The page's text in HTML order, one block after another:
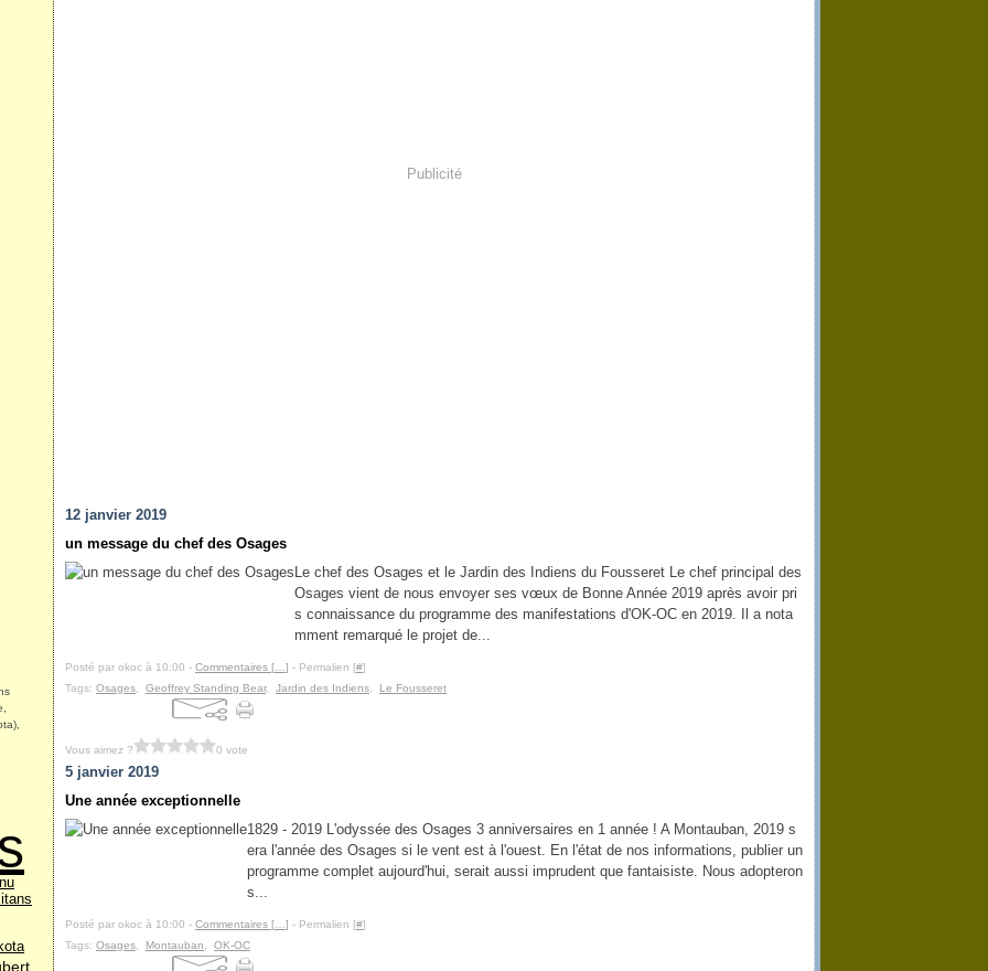
Publicité
12 janvier 2019
un message du chef des Osages
Le chef des Osages et le Jardin des Indiens du Fousseret Le chef principal des
Osages vient de nous envoyer ses vœux de Bonne Année 2019 après avoir pri
s connaissance du programme des manifestations d'OK-OC en 2019. Il a nota
mment remarqué le projet de...
Posté par okoc à 10:00 - Commentaires [ ] - Permalien [#]
Tags: Osages Geoffrey Standing Bear, Jardin des Indiens Le Fousseret
Vous aimez ? 0 vote
5 janvier 2019
Une année exceptionnelle
1829 - 2019 L'odyssée des Osages 3 anniversaires en 1 année ! A Montauban, 2019 s
era l'année des Osages si le vent est à l'ouest. En l'état de nos informations, publier un
programme complet aujourd'hui, serait aussi imprudent que fantaisiste. Nous adopteron
s...
Posté par okoc à 10:00 - Commentaires [ ] - Permalien [#]
Tags: Osages Montauban OK-OC